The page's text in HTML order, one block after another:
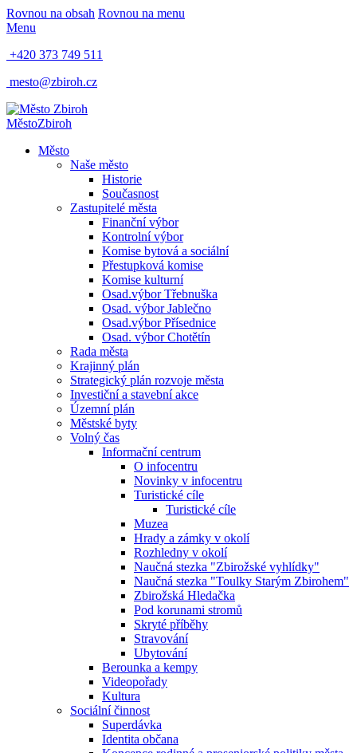
Rovnou na obsah Rovnou na menu
Menu
+420 373 749 511
mesto@zbiroh.cz
MěstoZbiroh
Město
Naše město
Historie
Současnost
Zastupitelé města
Finanční výbor
Kontrolní výbor
Komise bytová a sociální
Přestupková komise
Komise kulturní
Osad.výbor Třebnuška
Osad. výbor Jablečno
Osad.výbor Přísednice
Osad. výbor Chotětín
Rada města
Krajinný plán
Strategický plán rozvoje města
Investiční a stavební akce
Územní plán
Městské byty
Volný čas
Informační centrum
O infocentru
Novinky v infocentru
Turistické cíle
Turistické cíle
Muzea
Hrady a zámky v okolí
Rozhledny v okolí
Naučná stezka "Zbirožské vyhlídky"
Naučná stezka "Toulky Starým Zbirohem"
Zbirožská Hledačka
Pod korunami stromů
Skryté příběhy
Stravování
Ubytování
Berounka a kempy
Videopořady
Kultura
Sociální činnost
Superdávka
Identita občana